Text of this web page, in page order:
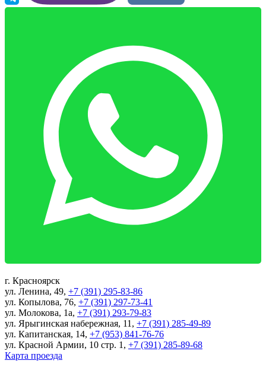
г. Красноярск
ул. Ленина, 49, +7 (391) 295-83-86
ул. Копылова, 76, +7 (391) 297-73-41
ул. Молокова, 1а, +7 (391) 293-79-83
ул. Ярыгинская набережная, 11 , +7 (391) 285-49-89
ул. Капитанская, 14, +7 (953) 841-76-76
ул. Красной Армии, 10 стр. 1 , +7 (391) 285-89-68
Карта проезда